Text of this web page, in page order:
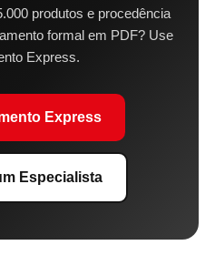
produtos e procedência
formal em PDF? Use
Express.
Express
Especialista